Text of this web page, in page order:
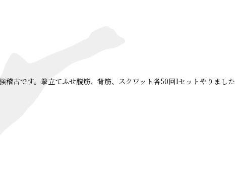
稽古です。拳立てふせ腹筋、背筋、スクワット各50回1セットやりました